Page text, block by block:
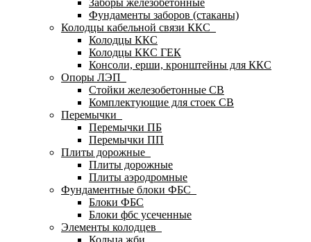
Заборы железобетонные
Фундаменты заборов (стаканы)
Колодцы кабельной связи ККС
Колодцы ККС
Колодцы ККС ГЕК
Консоли, ерши, кронштейны для ККС
Опоры ЛЭП
Стойки железобетонные СВ
Комплектующие для стоек СВ
Перемычки
Перемычки ПБ
Перемычки ПП
Плиты дорожные
Плиты дорожные
Плиты аэродромные
Фундаментные блоки ФБС
Блоки ФБС
Блоки фбс усеченные
Элементы колодцев
Кольца жби